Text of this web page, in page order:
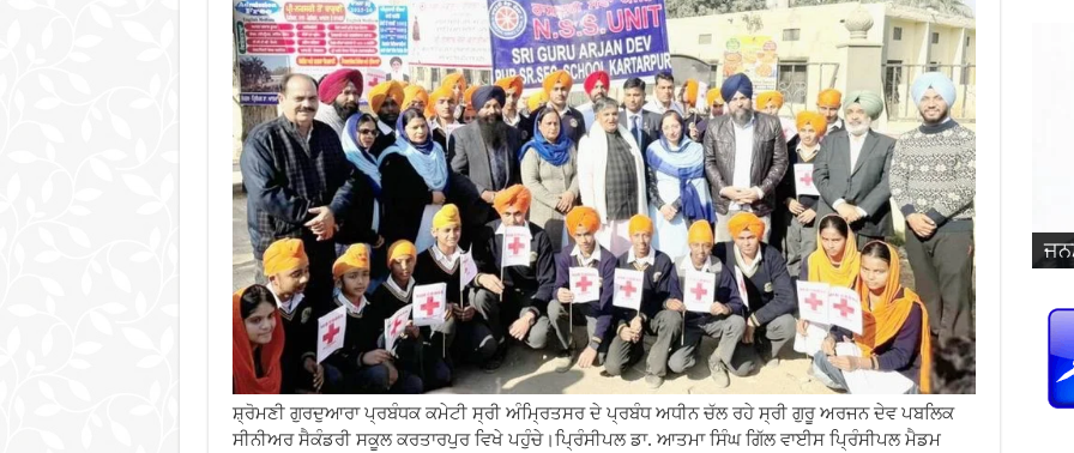
ਸ਼੍ਰੋਮਣੀ ਗੁਰਦੁਆਰਾ ਪ੍ਰਬੰਧਕ ਕਮੇਟੀ ਸ੍ਰੀ ਅੰਮ੍ਰਿਤਸਰ ਦੇ ਪ੍ਰਬੰਧ ਅਧੀਨ ਚੱਲ ਰਹੇ ਸ੍ਰੀ ਗੁਰੂ ਅਰਜਨ ਦੇਵ ਪਬਲਿਕ
ਸੀਨੀਅਰ ਸੈਕੰਡਰੀ ਸਕੂਲ ਕਰਤਾਰਪੁਰ ਵਿਖੇ ਪਹੁੰਚੇ।ਪ੍ਰਿੰਸੀਪਲ ਡਾ. ਆਤਮਾ ਸਿੰਘ ਗਿੱਲ ਵਾਈਸ ਪ੍ਰਿੰਸੀਪਲ ਮੈਡਮ